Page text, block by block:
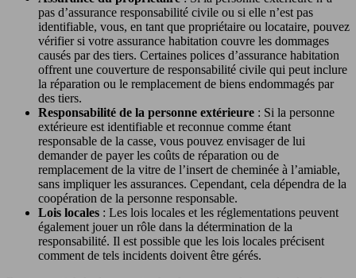
pas d’assurance responsabilité civile ou si elle n’est pas
identifiable, vous, en tant que propriétaire ou locataire, pouvez
vérifier si votre assurance habitation couvre les dommages
causés par des tiers. Certaines polices d’assurance habitation
offrent une couverture de responsabilité civile qui peut inclure
la réparation ou le remplacement de biens endommagés par
des tiers.
Responsabilité de la personne extérieure : Si la personne
extérieure est identifiable et reconnue comme étant
responsable de la casse, vous pouvez envisager de lui
demander de payer les coûts de réparation ou de
remplacement de la vitre de l’insert de cheminée à l’amiable,
sans impliquer les assurances. Cependant, cela dépendra de la
coopération de la personne responsable.
Lois locales : Les lois locales et les réglementations peuvent
également jouer un rôle dans la détermination de la
responsabilité. Il est possible que les lois locales précisent
comment de tels incidents doivent être gérés.